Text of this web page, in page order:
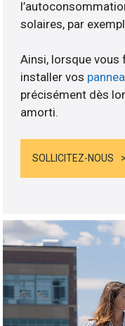
solaires, par
Ainsi, lorsque
installer vos
précisément dès
amorti.
SOLLICITEZ-NOUS